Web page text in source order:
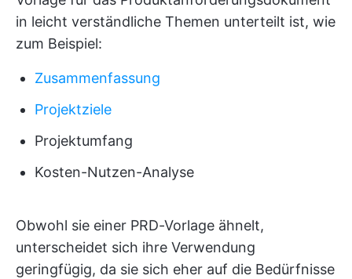
in leicht verständliche Themen unterteilt ist, wie
zum Beispiel:
Zusammenfassung
Projektziele
Projektumfang
Kosten-Nutzen-Analyse
Obwohl sie einer PRD-Vorlage ähnelt,
unterscheidet sich ihre Verwendung
geringfügig, da sie sich eher auf die Bedürfnisse